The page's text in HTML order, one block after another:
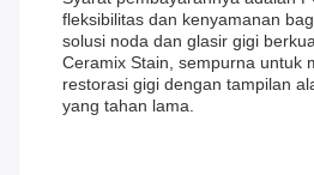
fleksibilitas dan kenyamanan
solusi noda dan glasir gigi
Ceramix Stain, sempurna untuk
restorasi gigi dengan tampilan
yang tahan lama.